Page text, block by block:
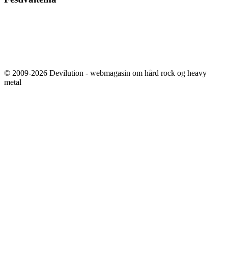
© 2009-2026 Devilution - webmagasin om hård rock og heavy
metal